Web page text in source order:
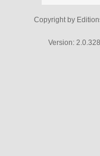
Copyright by
Version: